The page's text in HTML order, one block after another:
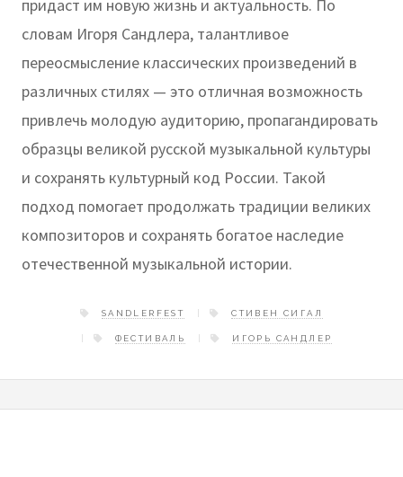
придаст им новую жизнь и актуальность. По
словам Игоря Сандлера, талантливое
переосмысление классических произведений в
различных стилях — это отличная возможность
привлечь молодую аудиторию, пропагандировать
образцы великой русской музыкальной культуры
и сохранять культурный код России. Такой
подход помогает продолжать традиции великих
композиторов и сохранять богатое наследие
отечественной музыкальной истории.
SANDLERFEST СТИВЕН СИГАЛ
ФЕСТИВАЛЬ ИГОРЬ САНДЛЕР